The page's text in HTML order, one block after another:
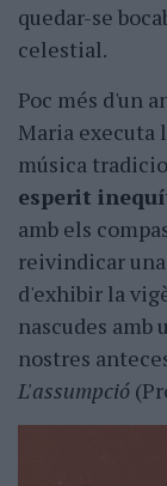
quedar-se
celestial.
Poc més d'un
Maria executa
música
esperit
amb els
reivindicar
d'exhibir la
nascudes amb
nostres
L'assumpció